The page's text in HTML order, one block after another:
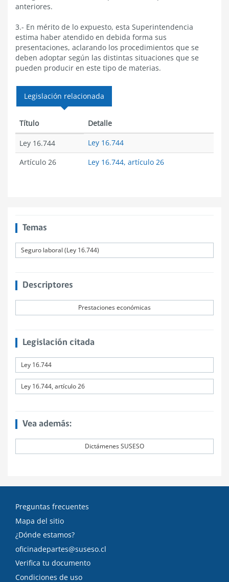
anteriores.
3.- En mérito de lo expuesto, esta Superintendencia
estima haber atendido en debida forma sus
presentaciones, aclarando los procedimientos que se
deben adoptar según las distintas situaciones que se
pueden producir en este tipo de materias.
Legislación relacionada
Título Detalle
Ley 16.744
Ley 16.744
Artículo 26
Ley 16.744, artículo 26
Temas
Seguro laboral (Ley 16.744)
Descriptores
Prestaciones económicas
Legislación citada
Ley 16.744
Ley 16.744, artículo 26
Vea además:
Dictámenes SUSESO
Preguntas frecuentes
Mapa del sitio
¿Dónde estamos?
oficinadepartes@suseso.cl
Verifica tu documento
Condiciones de uso